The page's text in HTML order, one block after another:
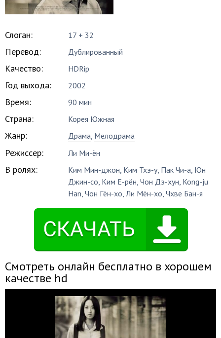
Слоган: 17 + 32
Перевод: Дублированный
Качество: HDRip
Год выхода: 2002
Время: 90 мин
Страна: Корея Южная
Жанр: Драма, Мелодрама
Режиссер: Ли Ми-ён
В ролях: Ким Мин-джон, Ким Тхэ-у, Пак Чи-а, Юн
Джин-со, Ким Е-рён,Чон Дэ-хун, Kong-ju
Han,Чон Гён-хо,Ли Мён-хо,Чхве Бан-я
Смотреть онлайн бесплатно в хорошем
качестве hd